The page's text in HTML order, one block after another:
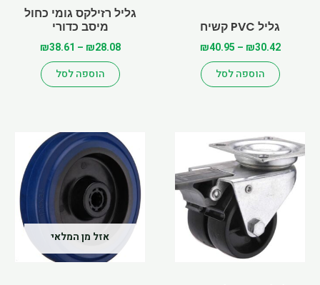
גליל PVC קשיח
₪30.42
–
₪40.95
הוספה לסל
המוצר
גליל רזילקס גומי כחול
מיסב כדורי
₪28.08
–
₪38.61
הוספה לסל
בעמוד
המוצר
אזל מן המלאי
₪30.42
through
₪76.05
זה
יש
מספר
סוגים.
ניתן
לבחור
את